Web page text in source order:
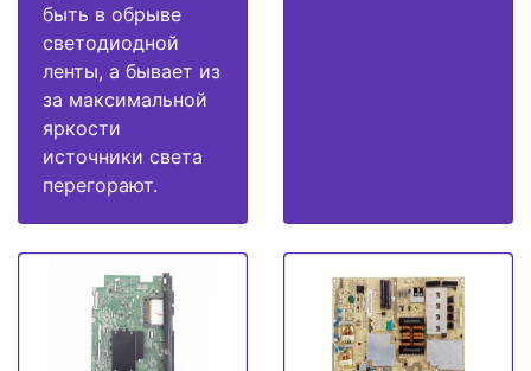
быть в обрыве
светодиодной
ленты, а бывает из
за максимальной
яркости
источники света
перегорают.